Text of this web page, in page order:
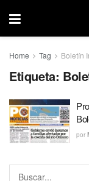
Home Tag Boletín
Etiqueta:
por